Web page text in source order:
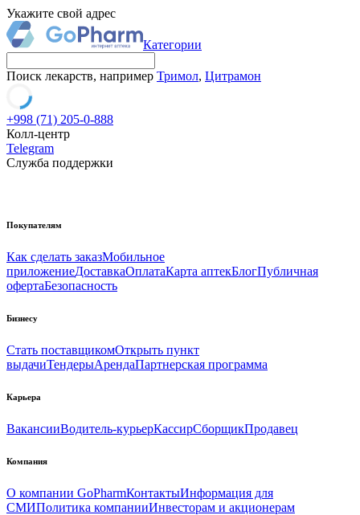
Укажите свой адрес
Категории
Поиск лекарств, например Тримол, Цитрамон
+998 (71) 205-0-888
Колл-центр
Telegram
Служба поддержки
Покупателям
Как сделать заказМобильное
приложениеДоставкаОплатаКарта аптекБлогПубличная
офертаБезопасность
Бизнесу
Стать поставщикомОткрыть пункт
выдачиТендерыАрендаПартнерская программа
Карьера
ВакансииВодитель-курьерКассирСборщикПродавец
Компания
О компании GoPharmКонтактыИнформация для
СМИПолитика компанииИнвесторам и акционерам